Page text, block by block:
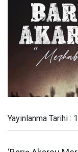
Yayınlanma Tarihi :